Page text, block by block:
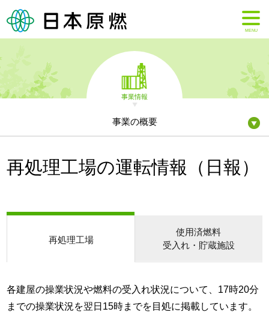
MENU
事業情報
事業の概要
再処理工場の運転情報（日報）
再処理工場
使用済燃料
受入れ・貯蔵施設
各建屋の操業状況や燃料の受入れ状況について、17時20分
までの操業状況を翌日15時までを目処に掲載しています。